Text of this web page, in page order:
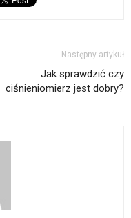
Następny artykuł
Jak sprawdzić czy
ciśnieniomierz jest dobry?